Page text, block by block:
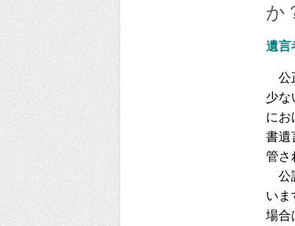
か
遺言
公
少な
にお
書遺
管さ
公
いま
場合